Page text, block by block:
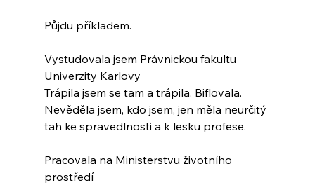
Půjdu příkladem.
Vystudovala jsem Právnickou fakultu
Univerzity Karlovy
Trápila jsem se tam a trápila. Biflovala.
Nevěděla jsem, kdo jsem, jen měla neurčitý
tah ke spravedlnosti a k lesku profese.
Pracovala na Ministerstvu životního
prostředí